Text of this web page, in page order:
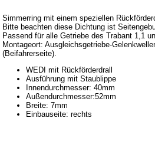
Anhänger
Sonderanfertigungen
Glühlampen
KFZ-Leitungen & Zubehör
Werkstattbedarf
Vergaserdüsen
Simmerring mit einem speziellen
Bitte beachten diese Dichtung ist
Passend für alle Getriebe des Trabant 1,1
Montageort: Ausgleichsgetriebe-
(Beifahrerseite).
WEDI mit Rückförderdrall
Ausführung mit Staublippe
Innendurchmesser: 40mm
Außendurchmesser:52mm
Breite: 7mm
Einbauseite: rechts